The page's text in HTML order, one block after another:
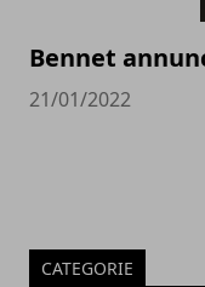
Bennet
21/01/2022
CATEGORIE